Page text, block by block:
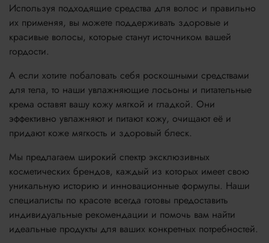
Используя подходящие средства для волос и правильно
их применяя, вы можете поддерживать здоровые и
красивые волосы, которые станут источником вашей
гордости.
А если хотите побаловать себя роскошными средствами
для тела, то наши увлажняющие лосьоны и питательные
крема оставят вашу кожу мягкой и гладкой. Они
эффективно увлажняют и питают кожу, очищают её и
придают коже мягкость и здоровый блеск.
Мы предлагаем широкий спектр эксклюзивных
косметических брендов, каждый из которых имеет свою
уникальную историю и инновационные формулы. Наши
специалисты по красоте всегда готовы предоставить
индивидуальные рекомендации и помочь вам найти
идеальные продукты для ваших конкретных потребностей.